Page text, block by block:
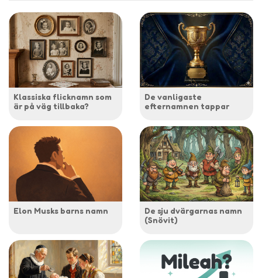
Klassiska flicknamn som
är på väg tillbaka?
De vanligaste
efternamnen tappar
Elon Musks barns namn
De sju dvärgarnas namn
(Snövit)